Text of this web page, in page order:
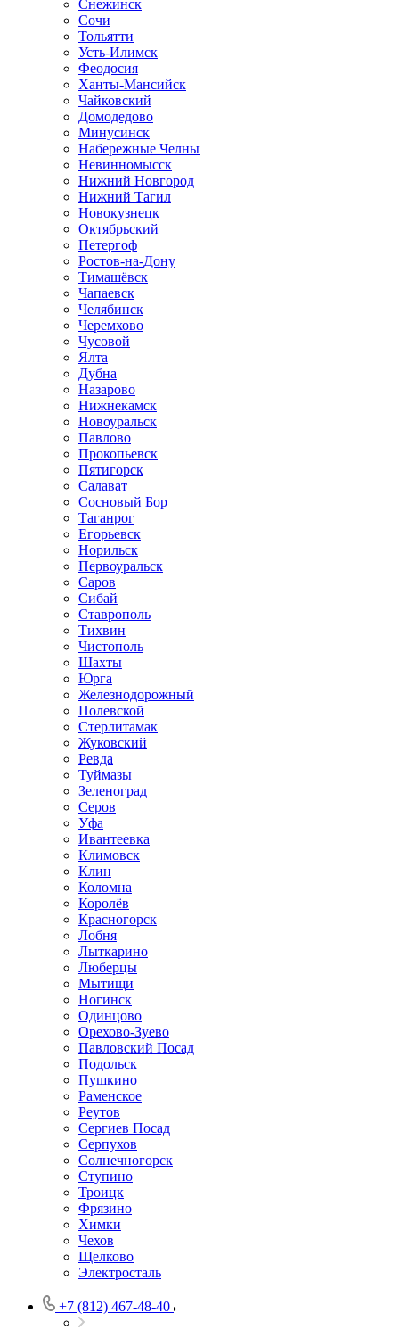
Снежинск
Сочи
Тольятти
Усть-Илимск
Феодосия
Ханты-Мансийск
Чайковский
Домодедово
Минусинск
Набережные Челны
Невинномысск
Нижний Новгород
Нижний Тагил
Новокузнецк
Октябрьский
Петергоф
Ростов-на-Дону
Тимашёвск
Чапаевск
Челябинск
Черемхово
Чусовой
Ялта
Дубна
Назарово
Нижнекамск
Новоуральск
Павлово
Прокопьевск
Пятигорск
Салават
Сосновый Бор
Таганрог
Егорьевск
Норильск
Первоуральск
Саров
Сибай
Ставрополь
Тихвин
Чистополь
Шахты
Юрга
Железнодорожный
Полевской
Стерлитамак
Жуковский
Ревда
Туймазы
Зеленоград
Серов
Уфа
Ивантеевка
Климовск
Клин
Коломна
Королёв
Красногорск
Лобня
Лыткарино
Люберцы
Мытищи
Ногинск
Одинцово
Орехово-Зуево
Павловский Посад
Подольск
Пушкино
Раменское
Реутов
Сергиев Посад
Серпухов
Солнечногорск
Ступино
Троицк
Фрязино
Химки
Чехов
Щелково
Электросталь
+7 (812) 467-48-40